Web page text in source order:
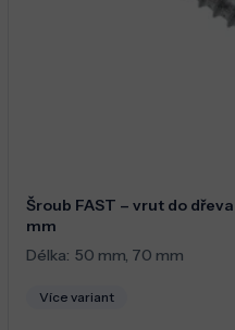
Šroub FAST – vrut do
mm
Délka: 50 mm, 70 mm
Více variant